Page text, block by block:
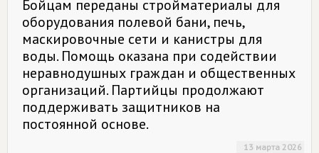
Бойцам переданы стройматериалы для
оборудования полевой бани, печь,
маскировочные сети и канистры для
воды. Помощь оказана при содействии
неравнодушных граждан и общественных
организаций. Партийцы продолжают
поддерживать защитников на
постоянной основе.
13 марта 2026